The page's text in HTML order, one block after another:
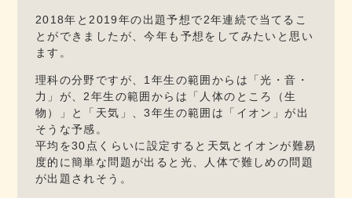
2018年と2019年の出題予想で2年連続で当てるこ
とができましたが、今年も予想をしてみたいと思い
ます。
理科の分野ですが、1年生の範囲からは「光・音・
力」が、2年生の範囲からは「人体のところ（生
物）」と「天気」、3年生の範囲は「イオン」が出
そうな予感。
平均を30点くらいに設定すると天気とイオンが難易
度的に簡単な問題が出ると光、人体で難しめの問題
が出題されそう。